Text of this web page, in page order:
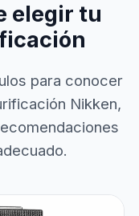
elegir tu
para conocer
Nikken,